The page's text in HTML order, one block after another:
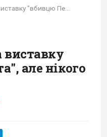
виставку
але нікого